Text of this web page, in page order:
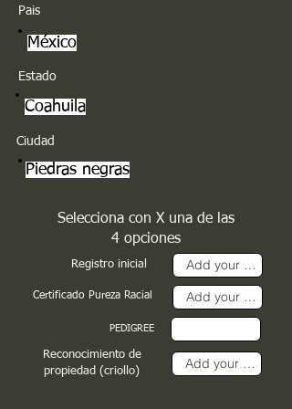
Pais
México
Estado
Coahuila
Ciudad
Piedras negras
Selecciona con X una de las
4 opciones
Reconocimiento de
propiedad (criollo)
Registro inicial
Certificado Pureza Racial
PEDIGREE